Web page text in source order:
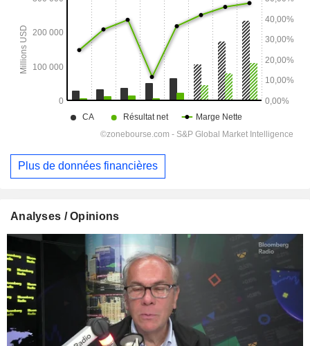
Plus de données financières
Analyses / Opinions